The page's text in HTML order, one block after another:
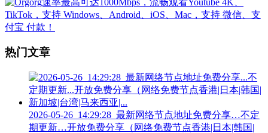
热门文章
2026-05-26_14:29:28_最新网络节点地址免费分享…不定
期更新…开放免费分享（网络免费节点香港|日本|韩国|